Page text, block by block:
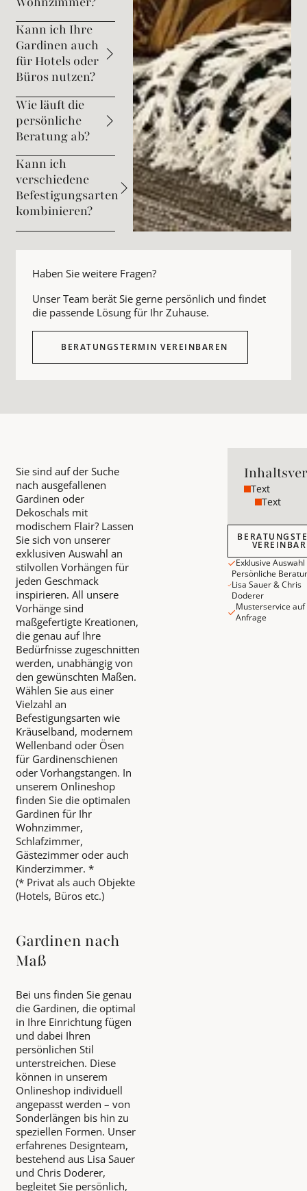
Kann ich Ihre
Gardinen auch
für Hotels oder
Büros nutzen?
Wie läuft die
persönliche
Beratung ab?
Kann ich
verschiedene
Befestigungsarten
kombinieren?
Haben Sie weitere Fragen?
Unser Team berät Sie gerne persönlich und findet
die passende Lösung für Ihr Zuhause.
BERATUNGSTERMIN VEREINBAREN
Sie sind auf der Suche
nach ausgefallenen
Gardinen oder
Dekoschals mit
modischem Flair? Lassen
Sie sich von unserer
exklusiven Auswahl an
stilvollen Vorhängen für
jeden Geschmack
inspirieren. All unsere
Vorhänge sind
maßgefertigte Kreationen,
die genau auf Ihre
Bedürfnisse zugeschnitten
werden, unabhängig von
den gewünschten Maßen.
Wählen Sie aus einer
Vielzahl an
Befestigungsarten wie
Kräuselband, modernem
Wellenband oder Ösen
für Gardinenschienen
oder Vorhangstangen. In
unserem Onlineshop
finden Sie die optimalen
Gardinen für Ihr
Wohnzimmer,
Schlafzimmer,
Gästezimmer oder auch
Kinderzimmer. *
(* Privat als auch Objekte
(Hotels, Büros etc.)
Gardinen nach
Maß
Bei uns finden Sie genau
die Gardinen, die optimal
in Ihre Einrichtung fügen
und dabei Ihren
persönlichen Stil
unterstreichen. Diese
können in unserem
Onlineshop individuell
angepasst werden – von
Sonderlängen bis hin zu
speziellen Formen. Unser
erfahrenes Designteam,
bestehend aus Lisa Sauer
und Chris Doderer,
begleitet Sie persönlich,
Text
Text
Exklusive Auswahl
Persönliche
Lisa Sauer & Chris
Doderer
Musterservice auf
Anfrage